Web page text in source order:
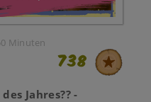
Minuten
738
Jahres?? -